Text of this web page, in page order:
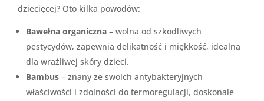
dziecięcej? Oto kilka powodów:
Bawełna organiczna – wolna od szkodliwych
pestycydów, zapewnia delikatność i miękkość, idealną
dla wrażliwej skóry dzieci.
Bambus – znany ze swoich antybakteryjnych
właściwości i zdolności do termoregulacji, doskonale